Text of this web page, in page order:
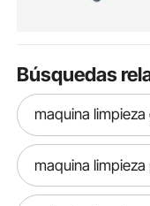
Búsquedas
maquina
maquina